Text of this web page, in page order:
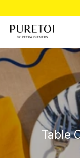
al
contenido
Table